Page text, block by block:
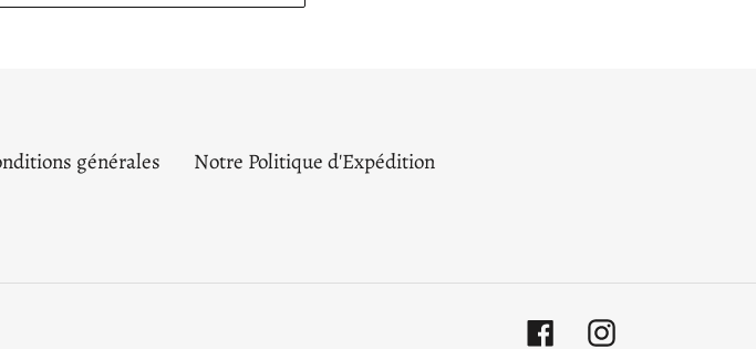
générales Notre Politique d'Expédition
FacebookInstagram